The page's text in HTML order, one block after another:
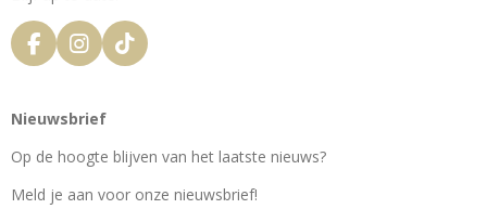
F
a
e
o
k
I
n
t
g
a
T
i
k
Nieuwsbrief
Op de hoogte blijven van het laatste nieuws?
Meld je aan voor onze nieuwsbrief!